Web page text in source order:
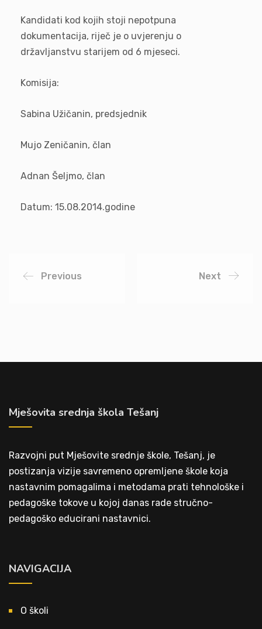
Kandidati kod kojih stoji nepotpuna
dokumentacija, riječ je o uvjerenju o
državljanstvu starijem od 6 mjeseci.
Komisija:
Sabina Užičanin, predsjednik
Mujo Zeničanin, član
Adnan Šeljmo, član
Datum: 15.08.2014.godine
Previous Next
Mješovita srednja škola Tešanj
Razvojni put Mješovite srednje škole, Tešanj, je
postizanja vizije savremeno opremljene škole koja
nastavnim pomagalima i metodama prati tehnološke i
pedagoške tokove u kojoj danas rade stručno-
pedagoško educirani nastavnici.
NAVIGACIJA
O školi